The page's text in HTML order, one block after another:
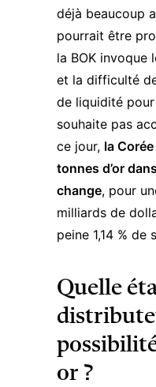
déjà beaucoup
pourrait être
la BOK invoque
et la difficulté
de liquidité pour
souhaite pas
ce jour, la
tonnes d’or
change, pour
milliards de
peine 1,14 % de
Quelle
or ?